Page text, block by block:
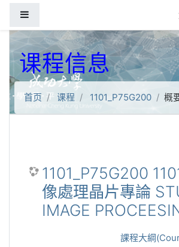
课程信息
首页 课程 1101_P75G200 概
1101_P75G200
像處理晶片專論
IMAGE
課程大綱